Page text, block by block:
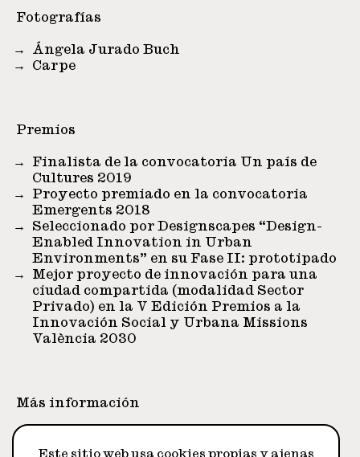
Fotografías
Ángela Jurado Buch
Carpe
Premios
Finalista de la convocatoria Un país de
Cultures 2019
Proyecto premiado en la convocatoria
Emergents 2018
Seleccionado por Designscapes “Design-
Enabled Innovation in Urban
Environments” en su Fase II: prototipado
Mejor proyecto de innovación para una
ciudad compartida (modalidad Sector
Privado) en la V Edición Premios a la
Innovación Social y Urbana Missions
València 2030
Más información
Este sitio web usa cookies propias y ajenas